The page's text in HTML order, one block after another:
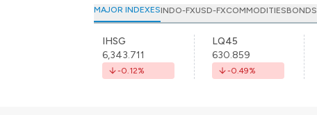
MAJOR INDEXESINDO-FXUSD-FXCOMMODITIESBONDS
IHSG
6,343.711
-0.12%
LQ45
630.859
-0.49%